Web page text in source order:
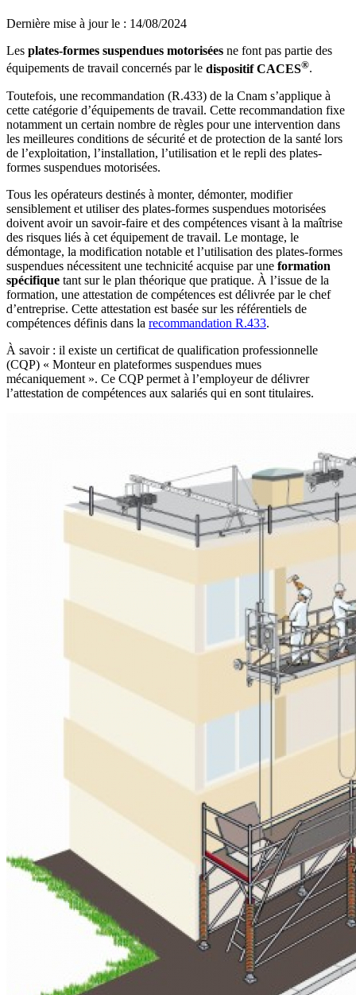
Dernière mise à jour le : 14/08/2024
Les plates-formes suspendues motorisées ne font pas partie des
équipements de travail concernés par le dispositif CACES®.
Toutefois, une recommandation (R.433) de la Cnam s’applique à
cette catégorie d’équipements de travail. Cette recommandation fixe
notamment un certain nombre de règles pour une intervention dans
les meilleures conditions de sécurité et de protection de la santé lors
de l’exploitation, l’installation, l’utilisation et le repli des plates-
formes suspendues motorisées.
Tous les opérateurs destinés à monter, démonter, modifier
sensiblement et utiliser des plates-formes suspendues motorisées
doivent avoir un savoir-faire et des compétences visant à la maîtrise
des risques liés à cet équipement de travail. Le montage, le
démontage, la modification notable et l’utilisation des plates-formes
suspendues nécessitent une technicité acquise par une formation
spécifique tant sur le plan théorique que pratique. À l’issue de la
formation, une attestation de compétences est délivrée par le chef
d’entreprise. Cette attestation est basée sur les référentiels de
compétences définis dans la recommandation R.433.
À savoir : il existe un certificat de qualification professionnelle
(CQP) « Monteur en plateformes suspendues mues
mécaniquement ». Ce CQP permet à l’employeur de délivrer
l’attestation de compétences aux salariés qui en sont titulaires.